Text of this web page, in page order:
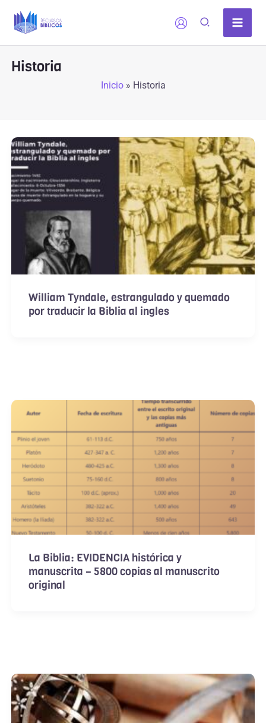
Historia
Inicio» Historia
William Tyndale, estrangulado y quemado
por traducir la Biblia al ingles
La Biblia: EVIDENCIA histórica y
manuscrita – 5800 copias al manuscrito
original